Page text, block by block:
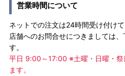
営業時間について
ネットでの注文は24時間受け付けて
店舗へのお問合せにつきましては
す。
平日 9:00～17:00 ※土曜・日曜・祭
ます。